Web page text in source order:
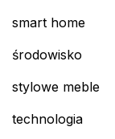
smart home
środowisko
stylowe meble
technologia